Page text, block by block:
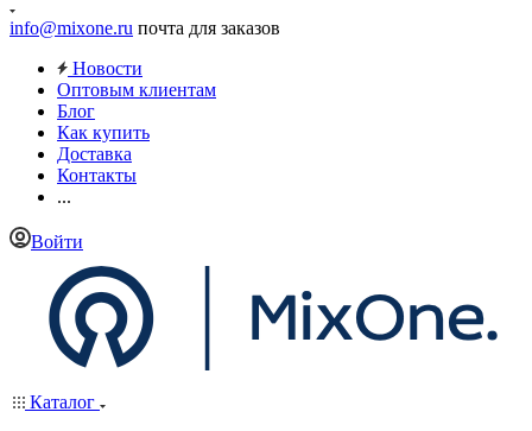
info@mixone.ru почта для заказов
Новости
Оптовым клиентам
Блог
Как купить
Доставка
Контакты
...
Войти
Каталог